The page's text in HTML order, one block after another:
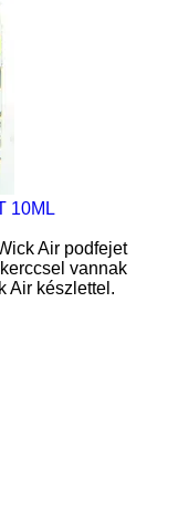
10ML
Air podfejet
vannak
Air készlettel.